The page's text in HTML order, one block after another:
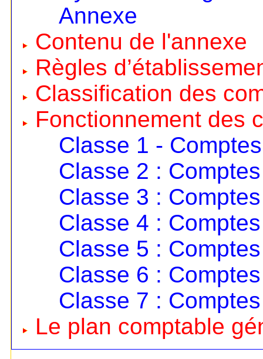
Annexe
Contenu de l'annexe
Règles
Classification des
Fonctionnement des
Classe 1 -
Classe 2 :
Classe 3 :
Classe 4 :
Classe 5 :
Classe 6 :
Classe 7 :
Le plan comptable